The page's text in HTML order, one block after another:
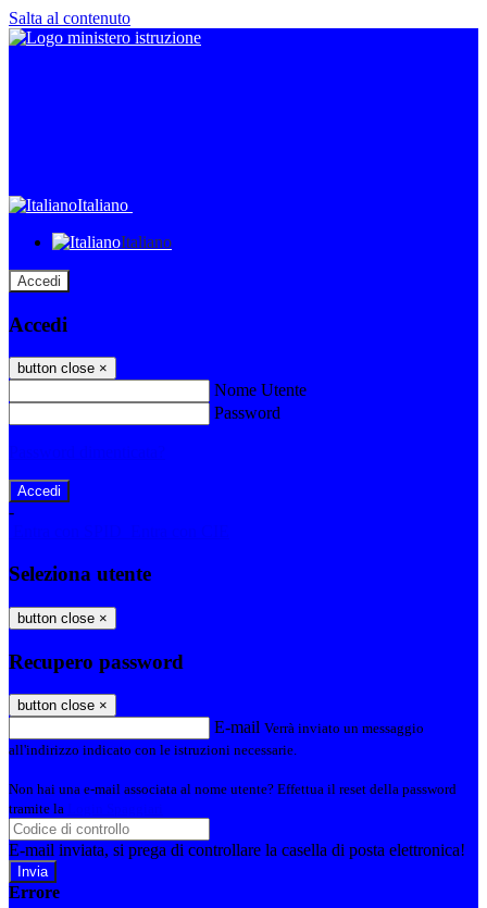
Salta al contenuto
Italiano
Italiano
Accedi
Accedi
button close ×
Nome Utente
Password
-
Seleziona utente
button close ×
Recupero password
button close ×
E-mail Verrà inviato un messaggio
all'indirizzo indicato con le istruzioni necessarie.
Non hai una e-mail associata al nome utente? Effettua il reset della password
tramite la
E-mail inviata, si prega di controllare la casella di posta elettronica!
Errore